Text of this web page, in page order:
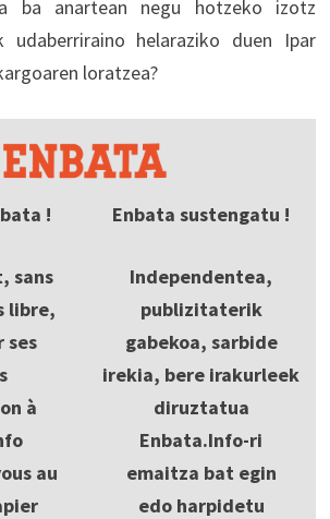
ba anartean negu hotzeko izotz
udaberriraino helaraziko duen Ipar
loratzea?
!
sans
libre,
ses
à
au
Enbata sustengatu !
Independentea,
publizitaterik
gabekoa, sarbide
irekia, bere irakurleek
diruztatua
Enbata.Info-ri
emaitza bat egin
edo harpidetu